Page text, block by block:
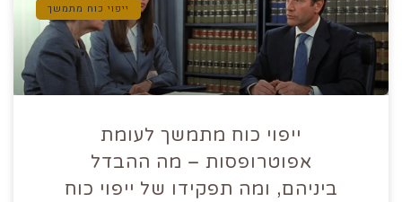
ייפוי כוח מתמשך
ייפוי כוח מתמשך לעומת
אפוטרופסות – מה ההבדל
ביניהם, ומה תפקידו של ייפוי כוח